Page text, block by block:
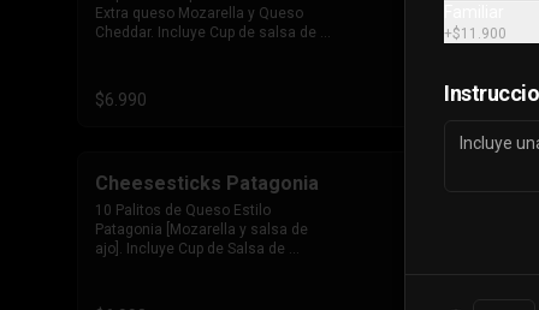
Extra queso Mozarella y Queso
Cheddar. Incluye Cup de salsa de
$6.990
Cheesesticks Patagonia
10 Palitos de Queso Estilo
Patagonia [Mozarella y salsa de
ajo]. Incluye Cup de Salsa de
+$11.900